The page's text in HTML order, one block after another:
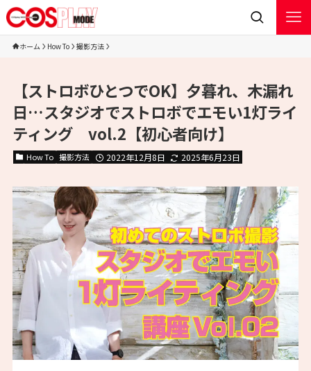
ホーム How To 撮影方法
【ストロボひとつでOK】夕暮れ、木漏れ
日…スタジオでストロボでエモい1灯ライ
ティング vol.2【初心者向け】
How To 撮影方法 2022年12月8日 2025年6月23日